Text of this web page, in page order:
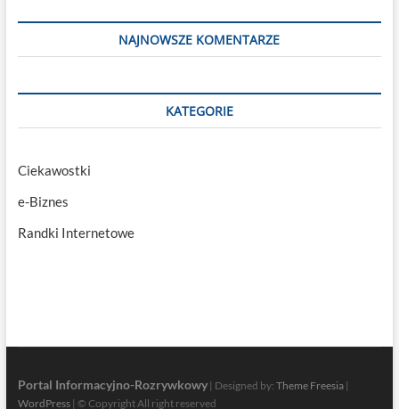
NAJNOWSZE KOMENTARZE
KATEGORIE
Ciekawostki
e-Biznes
Randki Internetowe
Portal Informacyjno-Rozrywkowy| Designed by: Theme Freesia|
WordPress| © Copyright All right reserved